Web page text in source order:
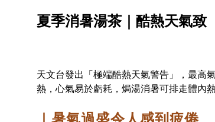
夏季消暑湯茶｜酷熱天氣
天文台發出「極端酷熱天氣警告」，最高
熱，心氣易於虧耗，焗湯消暑可排走體內